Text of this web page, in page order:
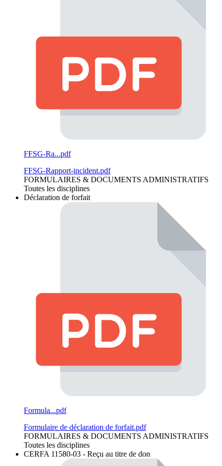
FFSG-Ra...pdf
FFSG-Rapport-incident.pdf
FORMULAIRES & DOCUMENTS ADMINISTRATIFS
Toutes les disciplines
Déclaration de forfait
Formula...pdf
Formulaire de déclaration de forfait.pdf
FORMULAIRES & DOCUMENTS ADMINISTRATIFS
Toutes les disciplines
CERFA 11580-03 - Reçu au titre de don